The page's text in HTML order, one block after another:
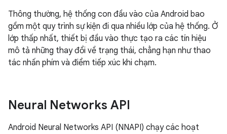
Thông thường, hệ thống con đầu vào của Android bao
gồm một quy trình sự kiện đi qua nhiều lớp của hệ thống. Ở
lớp thấp nhất, thiết bị đầu vào thực tạo ra các tín hiệu
mô tả những thay đổi về trạng thái, chẳng hạn như thao
tác nhấn phím và điểm tiếp xúc khi chạm.
Neural Networks API
Android Neural Networks API (NNAPI) chạy các hoạt